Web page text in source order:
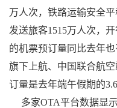
万人次，铁路运输安全
发送旅客1515万人次，
的机票预订量同比去年
旗下上航、中国联合航
订量是去年端午假期的3.6
多家OTA平台数据显